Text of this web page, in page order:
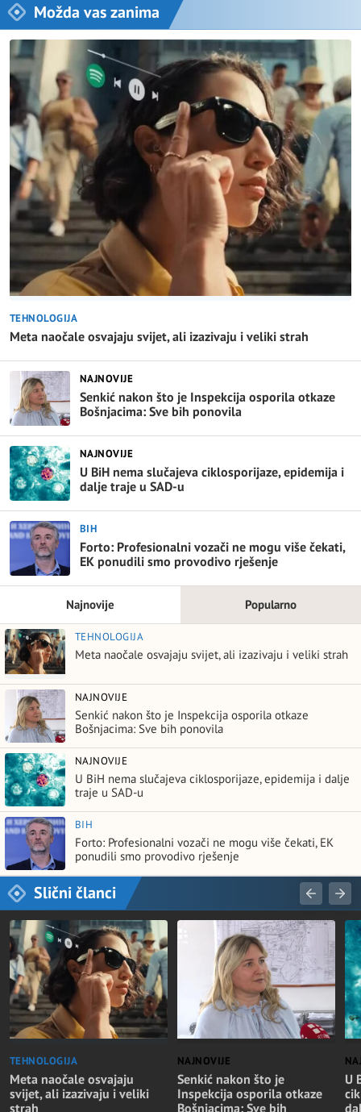
Možda vas zanima
TEHNOLOGIJA
Meta naočale osvajaju svijet, ali izazivaju i veliki strah
NAJNOVIJE
Senkić nakon što je Inspekcija osporila otkaze
Bošnjacima: Sve bih ponovila
NAJNOVIJE
U BiH nema slučajeva ciklosporijaze, epidemija i
dalje traje u SAD-u
BIH
Forto: Profesionalni vozači ne mogu više čekati,
EK ponudili smo provodivo rješenje
Najnovije Popularno
TEHNOLOGIJA
Meta naočale osvajaju svijet, ali izazivaju i veliki strah
NAJNOVIJE
Senkić nakon što je Inspekcija osporila otkaze
Bošnjacima: Sve bih ponovila
NAJNOVIJE
U BiH nema slučajeva ciklosporijaze, epidemija i dalje
traje u SAD-u
BIH
Forto: Profesionalni vozači ne mogu više čekati, EK
ponudili smo provodivo rješenje
Slični članci
TEHNOLOGIJA
Meta naočale osvajaju
svijet, ali izazivaju i veliki
strah
NAJNOVIJE
Senkić nakon što je
Inspekcija osporila otkaze
Bošnjacima: Sve bih
U